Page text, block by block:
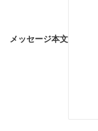
メッセージ本文